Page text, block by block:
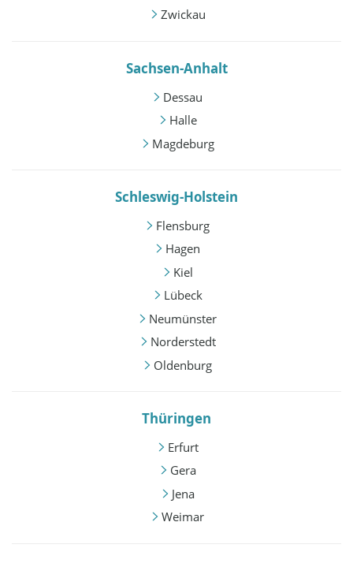
Zwickau
Sachsen-Anhalt
Dessau
Halle
Magdeburg
Schleswig-Holstein
Flensburg
Hagen
Kiel
Lübeck
Neumünster
Norderstedt
Oldenburg
Thüringen
Erfurt
Gera
Jena
Weimar